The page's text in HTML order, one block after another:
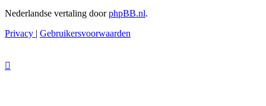
Nederlandse vertaling doorphpBB.nl.
Privacy | Gebruikersvoorwaarden